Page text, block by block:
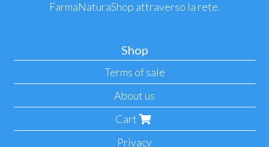
FarmaNaturaShop attraverso la rete.
Shop
Terms of sale
About us
Cart
Privacy